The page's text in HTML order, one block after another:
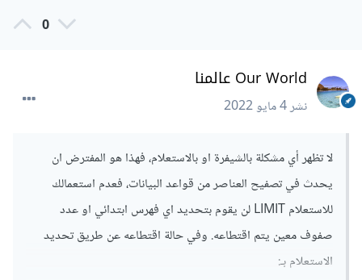
0
Our World عالمنا
نشر4 مايو 2022
لا تظهر أي مشكلة بالشيفرة او بالاستعلام، فهذا هو المفترض ان
يحدث في تصفيح العناصر من قواعد البيانات، فعدم استعمالك
للاستعلام LIMIT لن يقوم بتحديد اي فهرس ابتدائي او عدد
صفوف معين يتم اقتطاعه. وفي حالة اقتطاعه عن طريق تحديد
الاستعلام بـ: